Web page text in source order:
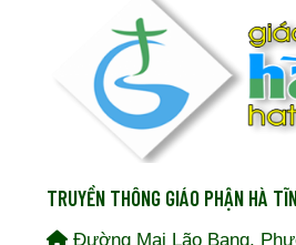
TRUYỀN THÔNG GIÁO PHẬN HÀ
Đường Mai Lão Bạng,